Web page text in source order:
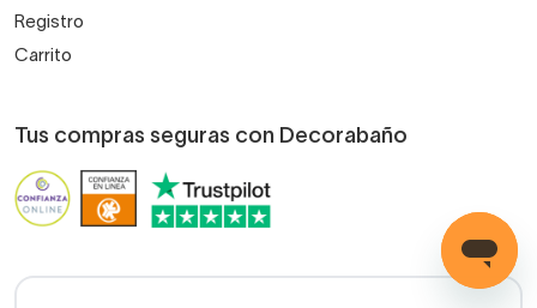
Registro
Carrito
Tus compras seguras con Decorabaño